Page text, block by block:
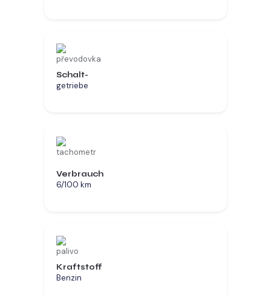
Schalt-
getriebe
Verbrauch
6/100 km
Kraftstoff
Benzin